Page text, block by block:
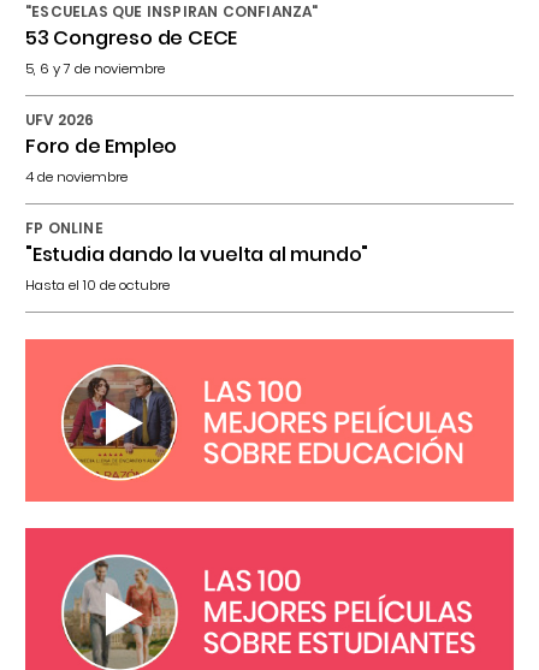
"ESCUELAS QUE INSPIRAN CONFIANZA"
53 Congreso de CECE
5, 6 y 7 de noviembre
UFV 2026
Foro de Empleo
4 de noviembre
FP ONLINE
"Estudia dando la vuelta al mundo"
Hasta el 10 de octubre